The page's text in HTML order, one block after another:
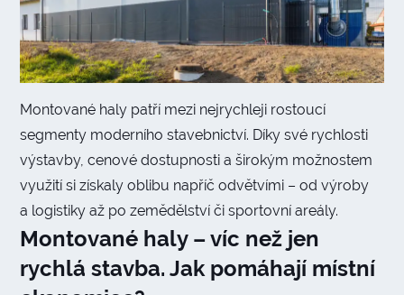
Montované haly patří mezi nejrychleji rostoucí
segmenty moderního stavebnictví. Díky své rychlosti
výstavby, cenové dostupnosti a širokým možnostem
využití si získaly oblibu napříč odvětvími – od výroby
a logistiky až po zemědělství či sportovní areály.
Montované haly – víc než jen
rychlá stavba. Jak pomáhají místní